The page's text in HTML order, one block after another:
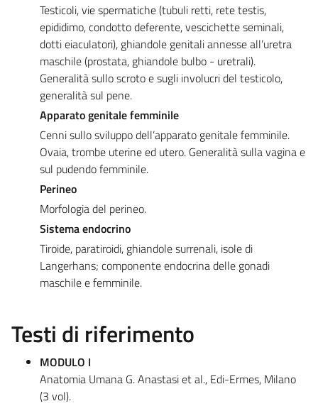
Testicoli, vie spermatiche (tubuli retti, rete testis,
epididimo, condotto deferente, vescichette seminali,
dotti eiaculatori), ghiandole genitali annesse all’uretra
maschile (prostata, ghiandole bulbo - uretrali).
Generalità sullo scroto e sugli involucri del testicolo,
generalità sul pene.
Apparato genitale femminile
Cenni sullo sviluppo dell’apparato genitale femminile.
Ovaia, trombe uterine ed utero. Generalità sulla vagina e
sul pudendo femminile.
Perineo
Morfologia del perineo.
Sistema endocrino
Tiroide, paratiroidi, ghiandole surrenali, isole di
Langerhans; componente endocrina delle gonadi
maschile e femminile.
Testi di riferimento
MODULO I
Anatomia Umana G. Anastasi et al., Edi-Ermes, Milano
(3 vol).